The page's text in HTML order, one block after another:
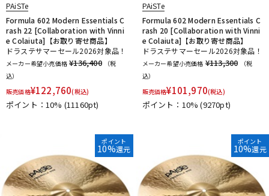
PAiSTe
Formula 602 Modern Essentials C
rash 22 [Collaboration with Vinni
e Colaiuta]【お取り寄せ商品】
ドラステサマーセール2026対象品！
メーカー希望小売価格 ¥136,400
（税
込）
販売価格¥122,760(税込)
ポイント：10% (11160pt)
PAiSTe
Formula 602 Modern Essentials C
rash 20 [Collaboration with Vinni
e Colaiuta]【お取り寄せ商品】
ドラステサマーセール2026対象品！
メーカー希望小売価格 ¥113,300
（税
込）
販売価格¥101,970(税込)
ポイント：10%(9270pt)
ポイント
10%還元
ポイント
10%還元